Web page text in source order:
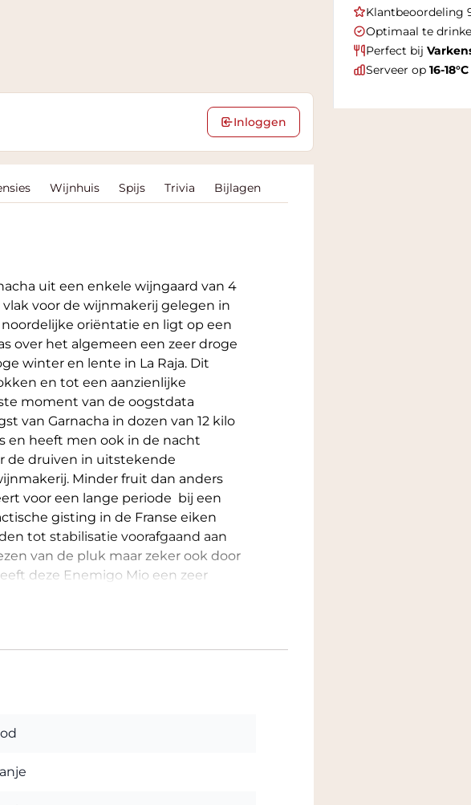
Klantbeoordeling
Optimaal te
Perfect bij
Serveer op 16-18°C
Inloggen
Wijnhuis Spijs Trivia Bijlagen
uit een enkele wijngaard van 4
vlak voor de wijnmakerij gelegen in
oriëntatie en ligt op een
over het algemeen een zeer droge
winter en lente in La Raja. Dit
en tot een aanzienlijke
moment van de oogstdata
van Garnacha in dozen van 12 kilo
en heeft men ook in de nacht
de druiven in uitstekende
Minder fruit dan anders
voor een lange periode bij een
gisting in de Franse eiken
tot stabilisatie voorafgaand aan
van de pluk maar zeker ook door
deze Enemigo Mio een zeer
subtiel, altijd vergezeld met het
van 1.5 liter. Nog lekkerder
factsheet van deze fraaie wijn. Wij